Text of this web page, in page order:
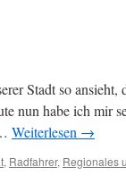
Stadt so
nun habe ich mir
Weiterlesen →
, Radfahrer, Regionales